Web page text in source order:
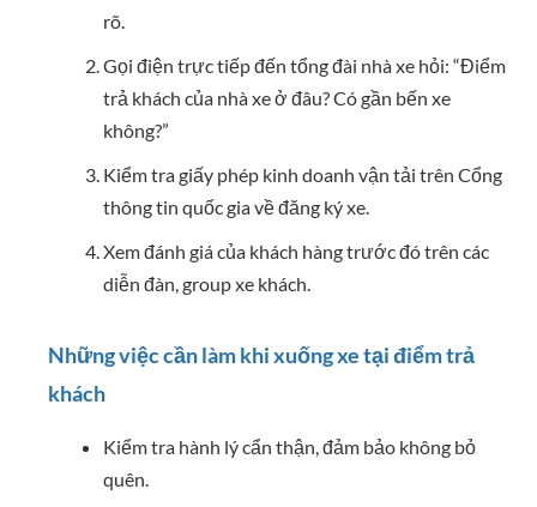
rõ.
Gọi điện trực tiếp đến tổng đài nhà xe hỏi: “Điểm
trả khách của nhà xe ở đâu? Có gần bến xe
không?”
Kiểm tra giấy phép kinh doanh vận tải trên Cổng
thông tin quốc gia về đăng ký xe.
Xem đánh giá của khách hàng trước đó trên các
diễn đàn, group xe khách.
Những việc cần làm khi xuống xe tại điểm trả
khách
Kiểm tra hành lý cẩn thận, đảm bảo không bỏ
quên.